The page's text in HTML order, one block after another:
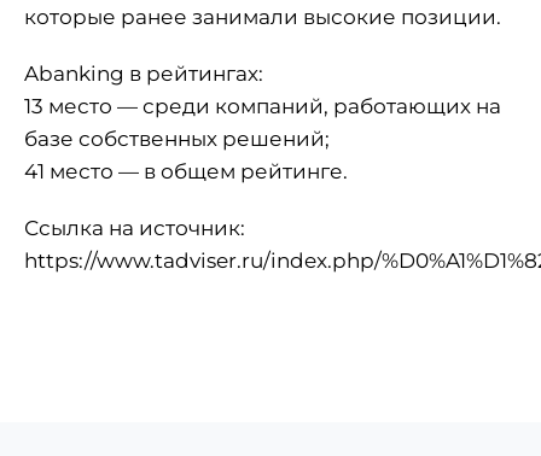
которые ранее занимали высокие позиции.
Abanking в рейтингах:
13 место — среди компаний, работающих на
базе собственных решений;
41 место — в общем рейтинге.
Ссылка на источник:
https://www.tadviser.ru/index.php/